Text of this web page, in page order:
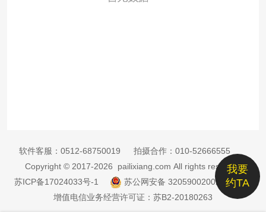
我要
约TA
软件客服： 0512-68750019 拍摄合作： 010-52666555
Copyright © 2017-2026 pailixiang.com All rights reserved
苏ICP备17024033号-1
苏公网安备 32059002002885号
增值电信业务经营许可证：苏B2-20180263